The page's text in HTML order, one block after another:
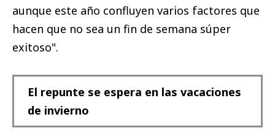
aunque este año confluyen varios factores que
hacen que no sea un fin de semana súper
exitoso".
El repunte se espera en las vacaciones
de invierno